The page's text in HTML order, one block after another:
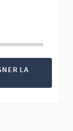
LA